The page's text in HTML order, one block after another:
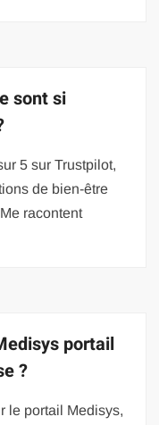
sont si
5 sur Trustpilot,
de bien-être
racontent
portail
?
le portail Medisys,